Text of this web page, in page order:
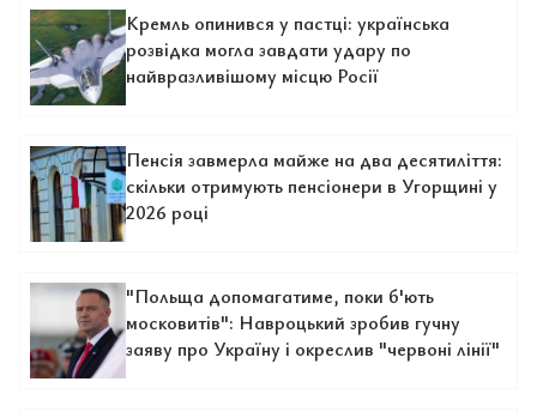
Кремль опинився у пастці: українська
розвідка могла завдати удару по
найвразливішому місцю Росії
Пенсія завмерла майже на два десятиліття:
скільки отримують пенсіонери в Угорщині у
2026 році
"Польща допомагатиме, поки б'ють
московитів": Навроцький зробив гучну
заяву про Україну і окреслив "червоні лінії"